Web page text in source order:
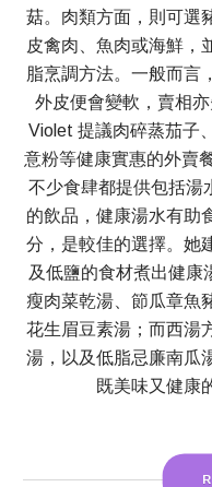
菇。肉類方面，則可選
皮禽肉、魚肉或海鮮，
脂烹調方法。一般而言
外皮便會變軟，賣相
Violet 提議肉碎蒸茄子
意粉等健康實惠的外賣
不少食肆都提供包括湯
的飲品，健康湯水有助
分，是較佳的選擇。她
及低鹽的食材煮出健康
瘦肉菜乾湯、節瓜章魚
花生眉豆素湯；而西湯
湯，以及低脂忌廉南瓜
既美味又健康